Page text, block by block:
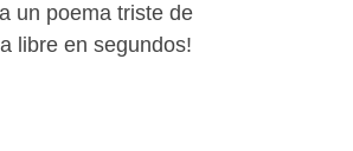
un poema triste de
libre en segundos!